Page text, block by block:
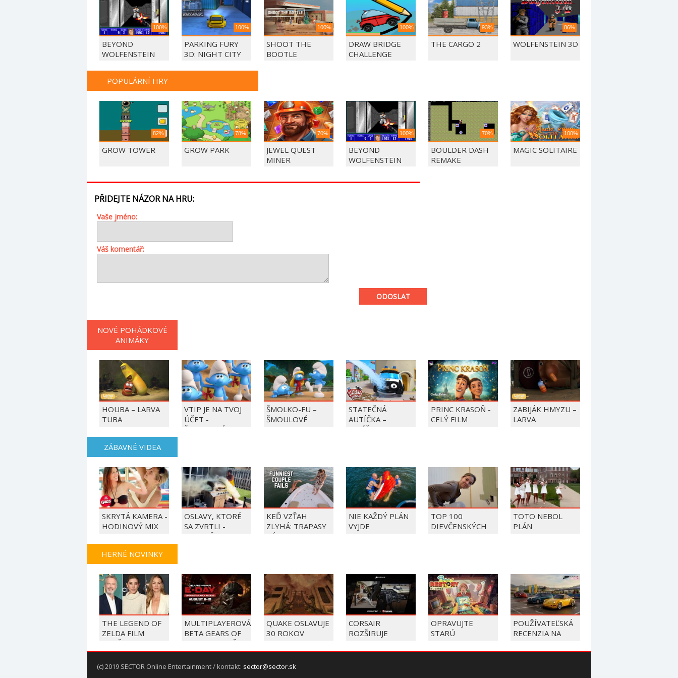
100%
BEYOND
WOLFENSTEIN
100%
PARKING FURY
3D: NIGHT CITY
100%
SHOOT THE
BOOTLE
100%
DRAW BRIDGE
CHALLENGE
93%
THE CARGO 2
86%
WOLFENSTEIN 3D
POPULÁRNÍ HRY
82%
GROW TOWER
78%
GROW PARK
70%
JEWEL QUEST
MINER
100%
BEYOND
WOLFENSTEIN
70%
BOULDER DASH
REMAKE
100%
MAGIC SOLITAIRE
PŘIDEJTE NÁZOR NA HRU:
Vaše jméno:
Váš komentář:
ODOSLAT
NOVÉ POHÁDKOVÉ
ANIMÁKY
HOUBA – LARVA
TUBA
VTIP JE NA TVOJ
ÚČET -
ŠMOULOVÉ
ŠMOLKO-FU –
ŠMOULOVÉ
STATEČNÁ
AUTÍČKA –
BALÍČEK PIERRE
PRINC KRASOŇ -
CELÝ FILM
ZABIJÁK HMYZU –
LARVA
ZÁBAVNÉ VIDEA
SKRYTÁ KAMERA -
HODINOVÝ MIX
OSLAVY, KTORÉ
SA ZVRTLI -
NAJLEPŠIE
KEĎ VZŤAH
ZLYHÁ: TRAPASY
PÁROV
NIE KAŽDÝ PLÁN
VYJDE
TOP 100
DIEVČENSKÝCH
TOTO NEBOL
PLÁN
HERNÉ NOVINKY
THE LEGEND OF
ZELDA FILM
ROZŠIRUJE
OBSADENIE,
PRIDÁVA SA SAM
MULTIPLAYEROVÁ
BETA GEARS OF
WAR E-DAY UŽ
BEŽÍ
QUAKE OSLAVUJE
30 ROKOV
KAMPAŇOU
DAWN OF THE
CORSAIR
ROZŠIRUJE
PRETEKÁROV,
OPRAVUJTE
STARÚ
MEŇTE ŽIVOTY
POUŽÍVATEĽSKÁ
RECENZIA NA
6
(c) 2019 SECTOR Online Entertainment / kontakt: sector@sector.sk